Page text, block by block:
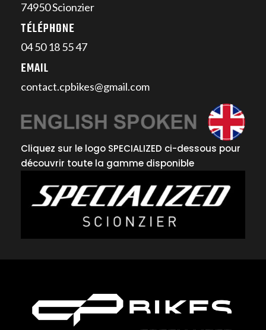
74950 Scionzier
TÉLÉPHONE
04 50 18 55 47
EMAIL
contact.cpbikes@gmail.com
Cliquez sur le logo SPECIALIZED ci-dessous pour
découvrir toute la gamme disponible